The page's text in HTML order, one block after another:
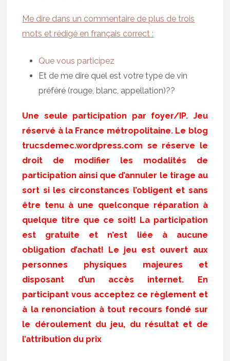
Me dire dans un commentaire de plus de trois
mots et rédigé en français correct :
Que vous participez
Et de me dire quel est votre type de vin
préféré (rouge, blanc, appellation)??
Une seule participation par foyer/IP. Jeu
réservé à la France métropolitaine. Le blog
trucsdemec.wordpress.com se réserve le
droit de modifier les modalités de
participation ainsi que d’annuler le tirage au
sort si les circonstances l’obligent et sans
être tenu à une quelconque réparation à
quelque titre que ce soit! La participation
est gratuite et n’est liée à aucune
obligation d’achat! Le jeu est ouvert aux
personnes physiques majeures et
disposant d’un accès internet. En
participant vous acceptez ce règlement et
à la renonciation à tout recours fondé sur
le déroulement du jeu, du résultat et de
l’attribution du prix